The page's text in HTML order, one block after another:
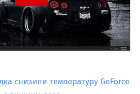
снизили температуру GeForce